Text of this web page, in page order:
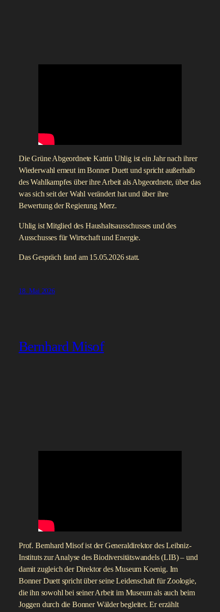
Die Grüne Abgeordnete Katrin Uhlig ist ein Jahr nach ihrer
Wiederwahl erneut im Bonner Duett und spricht außerhalb
des Wahlkampfes über ihre Arbeit als Abgeordnete, über das
was sich seit der Wahl verändert hat und über ihre
Bewertung der Regierung Merz.
Uhlig ist Mitglied des Haushaltsausschusses und des
Ausschusses für Wirtschaft und Energie.
Das Gespräch fand am 15.05.2026 statt.
18. Mai 2026
Bernhard Misof
Prof. Bernhard Misof ist der Generaldirektor des Leibniz-
Instituts zur Analyse des Biodiversitätswandels (LIB) – und
damit zugleich der Direktor des Museum Koenig. Im
Bonner Duett spricht über seine Leidenschaft für Zoologie,
die ihn sowohl bei seiner Arbeit im Museum als auch beim
Joggen durch die Bonner Wälder begleitet. Er erzählt